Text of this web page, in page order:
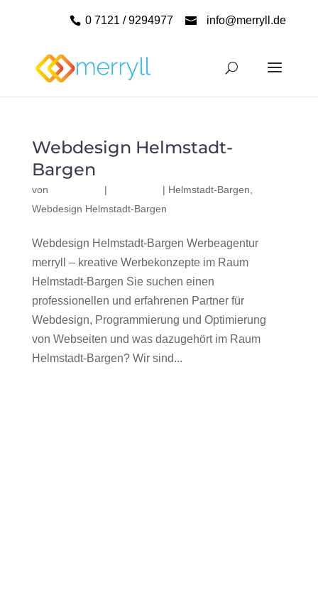
0 7121 / 9294977 info@merryll.de
Webdesign Helmstadt-
Bargen
von | | Helmstadt-Bargen
Webdesign Helmstadt-Bargen
Webdesign Helmstadt-Bargen Werbeagentur
merryll – kreative Werbekonzepte im Raum
Helmstadt-Bargen Sie suchen einen
professionellen und erfahrenen Partner für
Webdesign, Programmierung und Optimierung
von Webseiten und was dazugehört im Raum
Helmstadt-Bargen? Wir sind...